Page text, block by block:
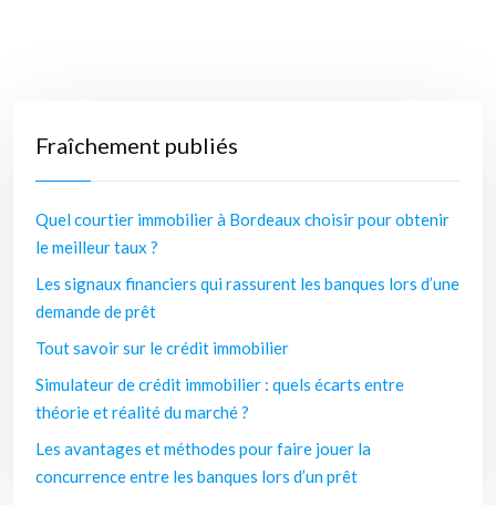
Fraîchement publiés
Quel courtier immobilier à Bordeaux choisir pour obtenir
le meilleur taux ?
Les signaux financiers qui rassurent les banques lors d’une
demande de prêt
Tout savoir sur le crédit immobilier
Simulateur de crédit immobilier : quels écarts entre
théorie et réalité du marché ?
Les avantages et méthodes pour faire jouer la
concurrence entre les banques lors d’un prêt